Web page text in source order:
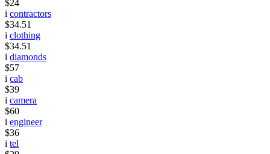
$24
i contractors
$34.51
i clothing
$34.51
i diamonds
$57
i cab
$39
i camera
$60
i engineer
$36
i tel